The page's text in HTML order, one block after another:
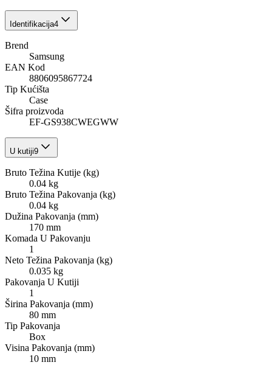
Identifikacija4
Brend
Samsung
EAN Kod
8806095867724
Tip Kućišta
Case
Šifra proizvoda
EF-GS938CWEGWW
U kutiji9
Bruto Težina Kutije (kg)
0.04 kg
Bruto Težina Pakovanja (kg)
0.04 kg
Dužina Pakovanja (mm)
170 mm
Komada U Pakovanju
1
Neto Težina Pakovanja (kg)
0.035 kg
Pakovanja U Kutiji
1
Širina Pakovanja (mm)
80 mm
Tip Pakovanja
Box
Visina Pakovanja (mm)
10 mm